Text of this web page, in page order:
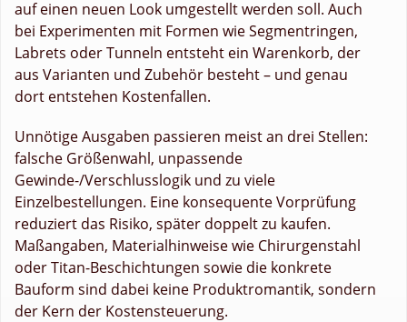
auf einen neuen Look umgestellt werden soll. Auch
bei Experimenten mit Formen wie Segmentringen,
Labrets oder Tunneln entsteht ein Warenkorb, der
aus Varianten und Zubehör besteht – und genau
dort entstehen Kostenfallen.
Unnötige Ausgaben passieren meist an drei Stellen:
falsche Größenwahl, unpassende
Gewinde-/Verschlusslogik und zu viele
Einzelbestellungen. Eine konsequente Vorprüfung
reduziert das Risiko, später doppelt zu kaufen.
Maßangaben, Materialhinweise wie Chirurgenstahl
oder Titan-Beschichtungen sowie die konkrete
Bauform sind dabei keine Produktromantik, sondern
der Kern der Kostensteuerung.